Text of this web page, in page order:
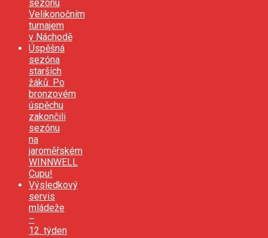
sezónu
Velikonočním
turnajem
v Náchodě
Úspěšná
sezóna
starších
žáků: Po
bronzovém
úspěchu
zakončili
sezónu
na
jaroměřském
WINNWELL
Cupu!
Výsledkový
servis
mládeže
–
12. týden